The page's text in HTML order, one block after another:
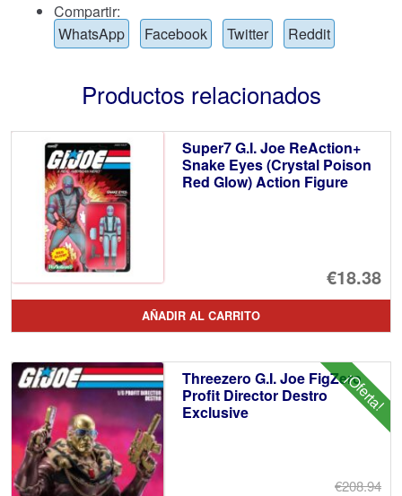
Compartir:
WhatsApp
Facebook Twitter Reddit
Productos relacionados
Super7 G.I. Joe ReAction+
Snake Eyes (Crystal Poison
Red Glow) Action Figure
€18.38
AÑADIR AL CARRITO
¡Oferta!
Threezero G.I. Joe FigZero
Profit Director Destro
Exclusive
€208.94